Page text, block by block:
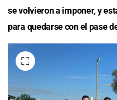
se volvieron a imponer, y
para quedarse con el pase